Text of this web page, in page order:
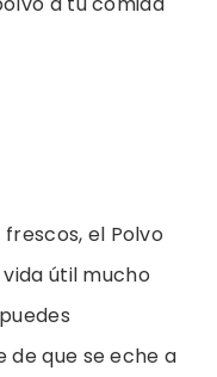
el Polvo
útil mucho
que se eche a